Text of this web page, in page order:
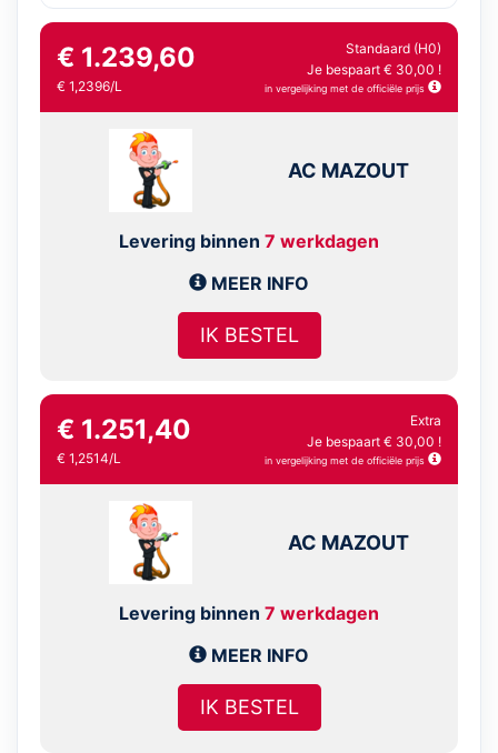
€ 1.239,60
€ 1,2396/L
Standaard (H0)
Je bespaart € 30,00 !
in vergelijking met de officiële prijs
AC MAZOUT
Levering binnen 7 werkdagen
MEER INFO
IK BESTEL
€ 1.251,40
€ 1,2514/L
Extra
Je bespaart € 30,00 !
in vergelijking met de officiële prijs
AC MAZOUT
Levering binnen 7 werkdagen
MEER INFO
IK BESTEL